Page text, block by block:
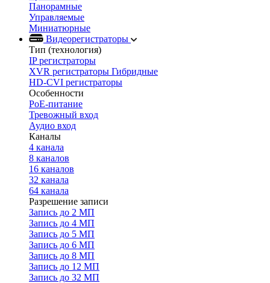
Панорамные
Управляемые
Миниатюрные
Видеорегистраторы
Тип (технология)
IP регистраторы
XVR регистраторы Гибридные
HD-CVI регистраторы
Особенности
PoE-питание
Тревожный вход
Аудио вход
Каналы
4 канала
8 каналов
16 каналов
32 канала
64 канала
Разрешение записи
Запись до 2 МП
Запись до 4 МП
Запись до 5 МП
Запись до 6 МП
Запись до 8 МП
Запись до 12 МП
Запись до 32 МП